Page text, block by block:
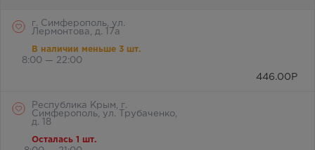
г. Симферополь, ул.
Лермонтова, д. 17а
В наличии меньше 3 шт.
8:00 — 22:00
446.00 Р
Республика Крым, г.
Симферополь, ул. Трубаченко,
д. 18
Осталась 1 шт.